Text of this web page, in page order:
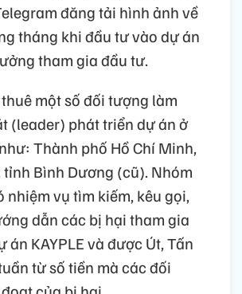
đăng tải hình ảnh về
tháng khi đầu tư vào dự án
tham gia đầu tư.
một số đối tượng làm
(leader) phát triển dự án ở
Thành phố Hồ Chí Minh,
Bình Dương (cũ). Nhóm
nhiệm vụ tìm kiếm, kêu gọi,
dẫn các bị hại tham gia
án KAYPLE và được Út, Tấn
từ số tiền mà các đối